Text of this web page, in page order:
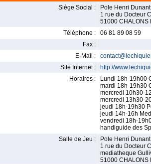
Siège Social :
Pole Henri Dunant
1 rue du Docteur
51000 CHALONS
Téléphone :
06 81 89 08 59
Fax :
E-Mail :
Site Internet :
http://
Horaires :
Lundi 18h-19h00
mardi 18h-19h30
mercredi 10h30-
mercredi 13h30-
jeudi 18h-19h30
jeudi 14h-16h
vendredi 18h-
handiguide des
Salle de Jeu :
Pole Henri
1 rue du Docteur
mediatheque
51000 CHALONS